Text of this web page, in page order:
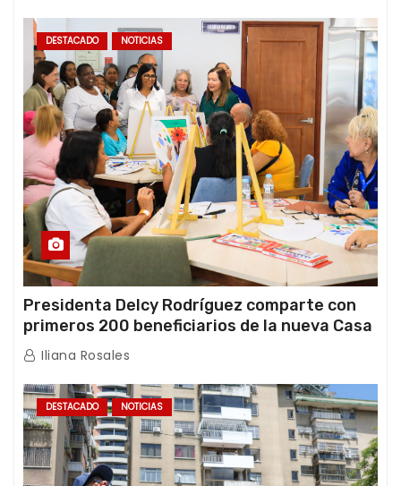
DESTACADO NOTICIAS
Presidenta Delcy Rodríguez comparte con
primeros 200 beneficiarios de la nueva Casa
de los Abuelos “La Primavera” en Caracas
Iliana Rosales
DESTACADO NOTICIAS